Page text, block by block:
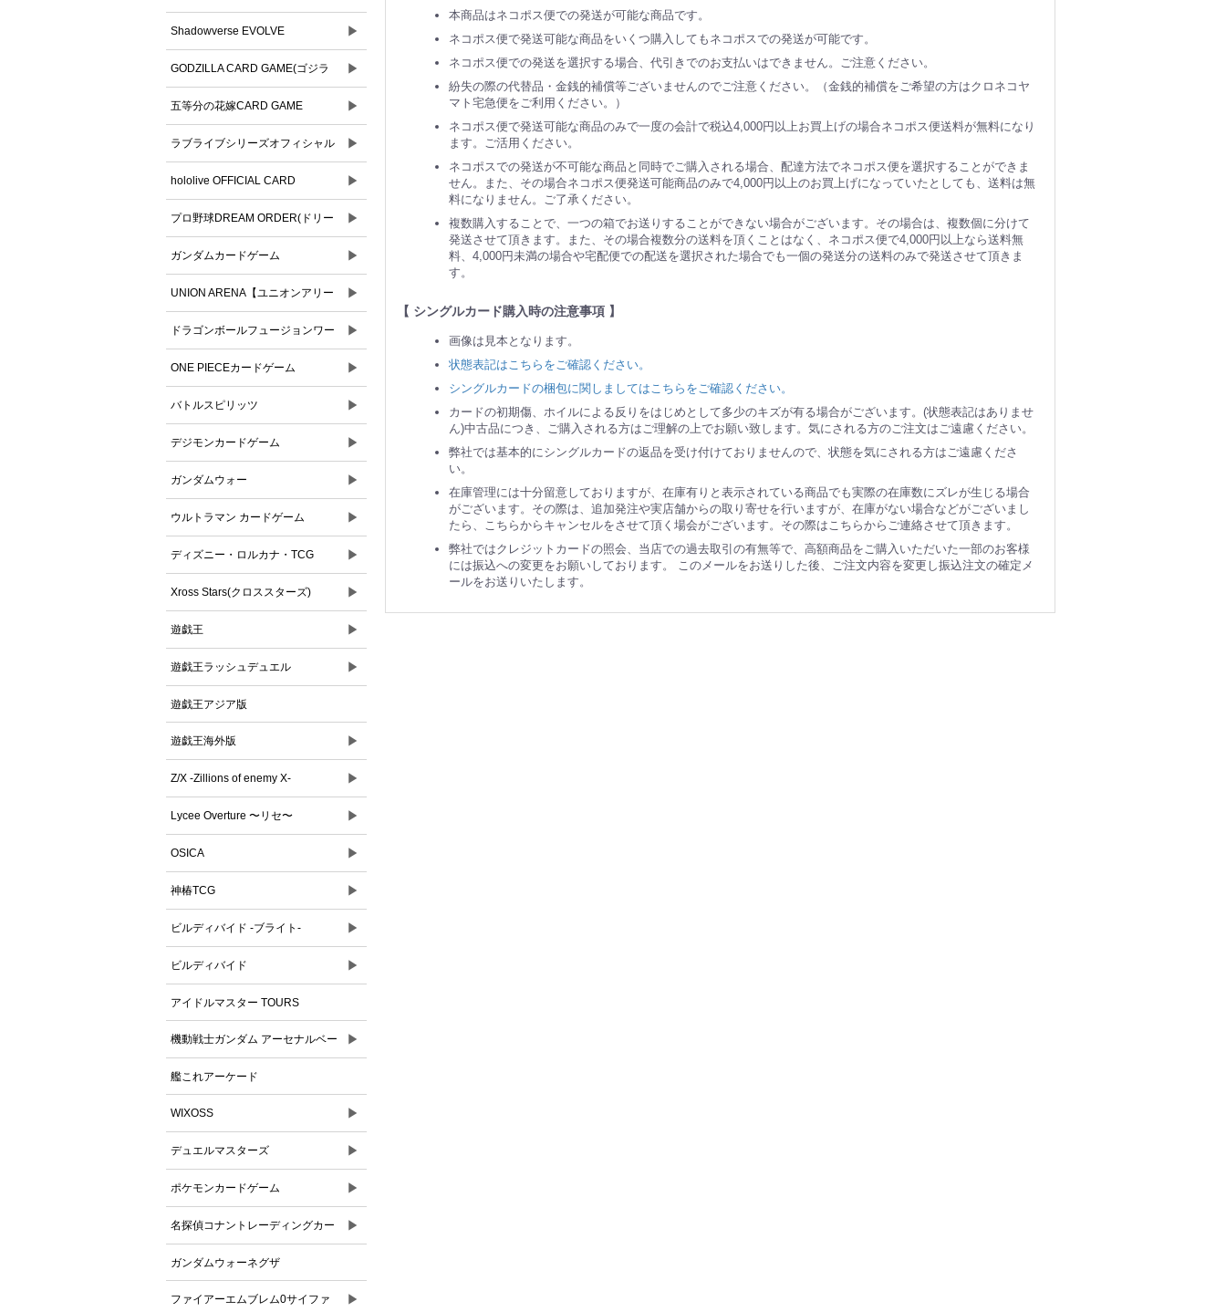
Shadowverse EVOLVE ▶
GODZILLA CARD GAME(ゴジラ
カードゲーム)
▶
五等分の花嫁CARD GAME ▶
ラブライブシリーズオフィシャル
カードゲーム
▶
hololive OFFICIAL CARD
GAME(ホロライブオフィシャルカ
ードゲーム)
▶
プロ野球DREAM ORDER(ドリー
ムオーダー)
▶
ガンダムカードゲーム ▶
UNION ARENA【ユニオンアリー
ナ】
▶
ドラゴンボールフュージョンワー
ルド
▶
ONE PIECEカードゲーム ▶
バトルスピリッツ ▶
デジモンカードゲーム ▶
ガンダムウォー ▶
ウルトラマン カードゲーム ▶
ディズニー・ロルカナ・TCG ▶
Xross Stars(クロススターズ) ▶
遊戯王 ▶
遊戯王ラッシュデュエル ▶
遊戯王アジア版
遊戯王海外版 ▶
Z/X -Zillions of enemy X- ▶
Lycee Overture 〜リセ〜 ▶
OSICA ▶
神椿TCG ▶
ビルディバイド -ブライト- ▶
ビルディバイド ▶
アイドルマスター TOURS
機動戦士ガンダム アーセナルベー
ス
▶
艦これアーケード
WIXOSS ▶
デュエルマスターズ ▶
ポケモンカードゲーム ▶
名探偵コナントレーディングカー
ドゲーム
▶
ガンダムウォーネグザ
ファイアーエムブレム0サイファ ▶
本商品はネコポス便での発送が可能な商品です。
ネコポス便で発送可能な商品をいくつ購入してもネコポスでの発送が可能です。
ネコポス便での発送を選択する場合、代引きでのお支払いはできません。ご注意ください。
紛失の際の代替品・金銭的補償等ございませんのでご注意ください。（金銭的補償をご希望の方はクロネコヤ
マト宅急便をご利用ください。）
ネコポス便で発送可能な商品のみで一度の会計で税込4,000円以上お買上げの場合ネコポス便送料が無料になり
ます。ご活用ください。
ネコポスでの発送が不可能な商品と同時でご購入される場合、配達方法でネコポス便を選択することができま
せん。また、その場合ネコポス便発送可能商品のみで4,000円以上のお買上げになっていたとしても、送料は無
料になりません。ご了承ください。
複数購入することで、一つの箱でお送りすることができない場合がございます。その場合は、複数個に分けて
発送させて頂きます。また、その場合複数分の送料を頂くことはなく、ネコポス便で4,000円以上なら送料無
料、4,000円未満の場合や宅配便での配送を選択された場合でも一個の発送分の送料のみで発送させて頂きま
す。
【 シングルカード購入時の注意事項 】
画像は見本となります。
状態表記はこちらをご確認ください。
シングルカードの梱包に関しましてはこちらをご確認ください。
カードの初期傷、ホイルによる反りをはじめとして多少のキズが有る場合がございます。(状態表記はありませ
ん)中古品につき、ご購入される方はご理解の上でお願い致します。気にされる方のご注文はご遠慮ください。
弊社では基本的にシングルカードの返品を受け付けておりませんので、状態を気にされる方はご遠慮くださ
い。
在庫管理には十分留意しておりますが、在庫有りと表示されている商品でも実際の在庫数にズレが生じる場合
がございます。その際は、追加発注や実店舗からの取り寄せを行いますが、在庫がない場合などがございまし
たら、こちらからキャンセルをさせて頂く場会がございます。その際はこちらからご連絡させて頂きます。
弊社ではクレジットカードの照会、当店での過去取引の有無等で、高額商品をご購入いただいた一部のお客様
には振込への変更をお願いしております。 このメールをお送りした後、ご注文内容を変更し振込注文の確定メ
ールをお送りいたします。